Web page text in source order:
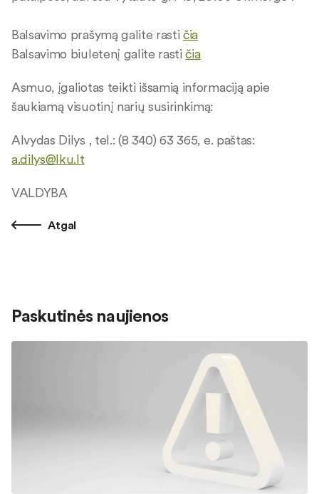
Balsavimo prašymą galite rastičia
Balsavimo biuletenį galite rastičia
Asmuo, įgaliotas teikti išsamią informaciją apie
šaukiamą visuotinį narių susirinkimą:
Alvydas Dilys , tel.: (8 340) 63 365, e. paštas:
a.dilys@lku.lt
VALDYBA
Atgal
Paskutinės naujienos